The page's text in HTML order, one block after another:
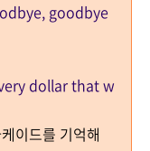
goodbye
dollar that w
이드를 기억해